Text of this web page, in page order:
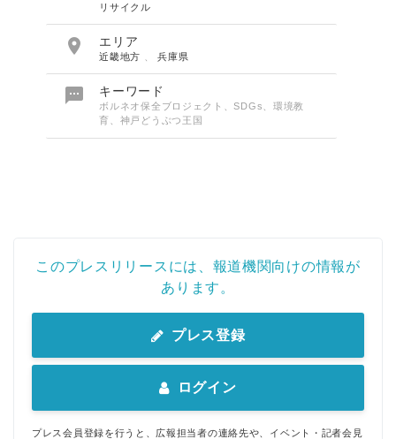
リサイクル
 エリア
近畿地方 、兵庫県
 キーワード
ボルネオ保全ブロジェクト、SDGs、環境教
育、神戸どうぶつ王国
このプレスリリースには、報道機関向けの情報が
あります。
プレス登録
ログイン
プレス会員登録を行うと、広報担当者の連絡先や、イベント・記者会見
Japanese